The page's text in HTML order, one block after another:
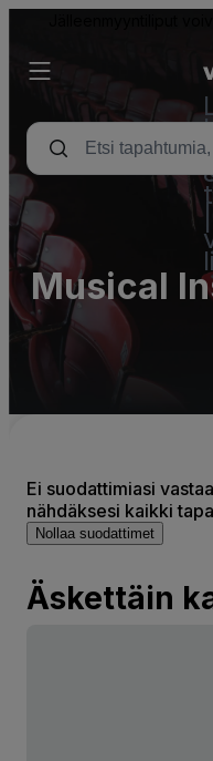
Musical
Museum
Ei suodattimiasi
nähdäksesi kaikki
Nollaa suodattimet
Äskettäin